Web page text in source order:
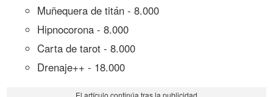
Muñequera de titán - 8.000
Hipnocorona - 8.000
Carta de tarot - 8.000
Drenaje++ - 18.000